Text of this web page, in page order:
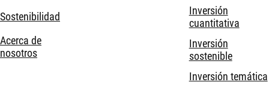
Sostenibilidad
Acerca de
nosotros
Inversión
cuantitativa
Inversión
sostenible
Inversión temática